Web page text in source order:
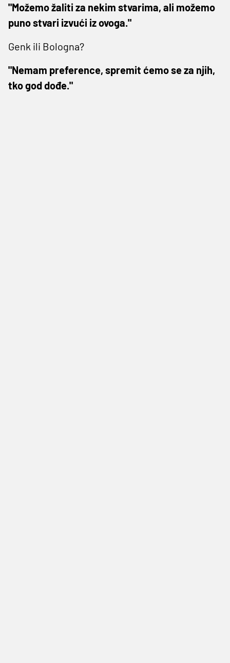
"Možemo žaliti za nekim stvarima, ali možemo
puno stvari izvući iz ovoga."
Genk ili Bologna?
"Nemam preference, spremit ćemo se za njih,
tko god dođe."